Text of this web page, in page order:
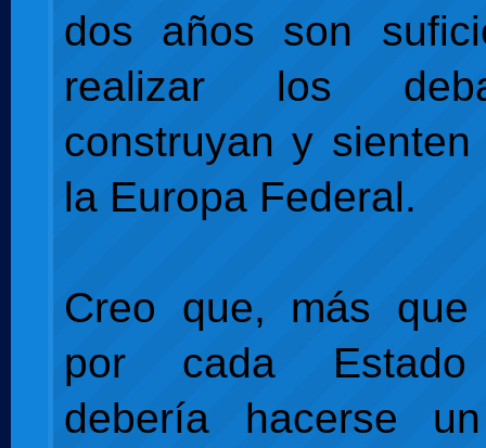
dos años son
realizar los
construyan y
la Europa Federal.
Creo que, más que
por cada Estado
debería hacerse